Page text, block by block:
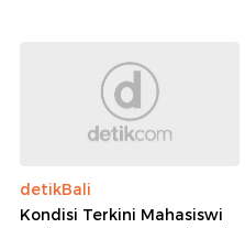
detikBali
Kondisi Terkini Mahasiswi